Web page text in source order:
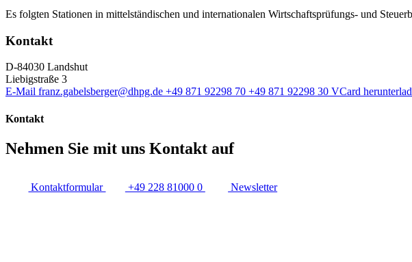
Es folgten Stationen in mittelständischen und internationalen Wirtschaftsprüfungs- und
Kontakt
D-84030 Landshut
Liebigstraße 3
E-Mail franz.gabelsberger@dhpg.de +49 871 92298 70 +49 871 92298 30 VCard
Kontakt
Nehmen Sie mit uns Kontakt auf
Kontaktformular +49 228 81000 0 Newsletter